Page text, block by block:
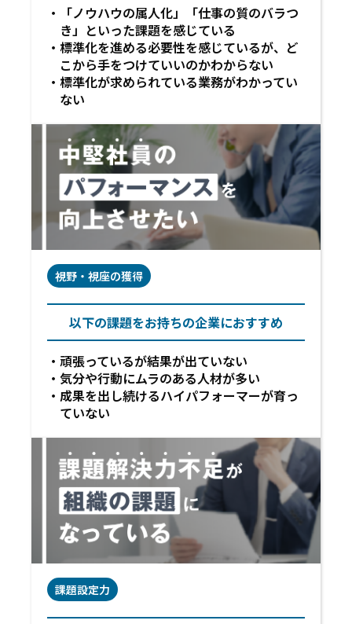
「ノウハウの属人化」「仕事の質のバラつ
き」といった課題を感じている
標準化を進める必要性を感じているが、ど
こから手をつけていいのかわからない
標準化が求められている業務がわかってい
ない
視野・視座の獲得
以下の課題をお持ちの企業におすすめ
頑張っているが結果が出ていない
気分や行動にムラのある人材が多い
成果を出し続けるハイパフォーマーが育っ
ていない
課題設定力